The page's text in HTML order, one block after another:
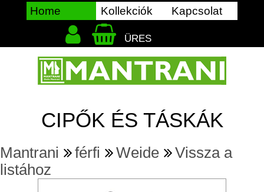
Home Kollekciók Kapcsolat
ÜRES
CIPŐK ÉS TÁSKÁK
Mantrani férfi Weide
Vissza a
listához